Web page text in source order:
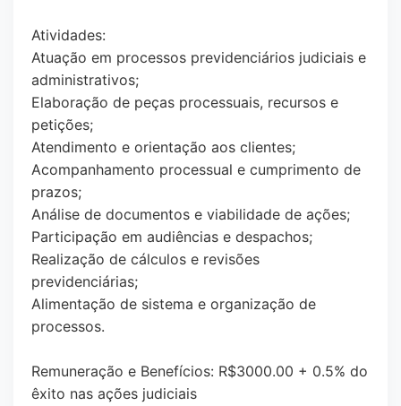
Atividades:
Atuação em processos previdenciários judiciais e
administrativos;
Elaboração de peças processuais, recursos e
petições;
Atendimento e orientação aos clientes;
Acompanhamento processual e cumprimento de
prazos;
Análise de documentos e viabilidade de ações;
Participação em audiências e despachos;
Realização de cálculos e revisões
previdenciárias;
Alimentação de sistema e organização de
processos.
Remuneração e Benefícios: R$3000.00 + 0.5% do
êxito nas ações judiciais